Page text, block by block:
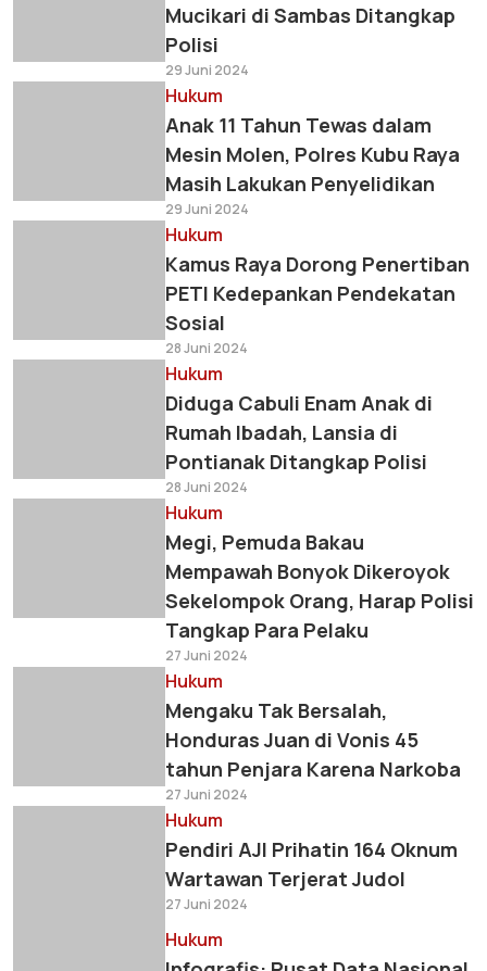
Mucikari di Sambas Ditangkap
Polisi
29 Juni 2024
Hukum
Anak 11 Tahun Tewas dalam
Mesin Molen, Polres Kubu Raya
Masih Lakukan Penyelidikan
29 Juni 2024
Hukum
Kamus Raya Dorong Penertiban
PETI Kedepankan Pendekatan
Sosial
28 Juni 2024
Hukum
Diduga Cabuli Enam Anak di
Rumah Ibadah, Lansia di
Pontianak Ditangkap Polisi
28 Juni 2024
Hukum
Megi, Pemuda Bakau
Mempawah Bonyok Dikeroyok
Sekelompok Orang, Harap Polisi
Tangkap Para Pelaku
27 Juni 2024
Hukum
Mengaku Tak Bersalah,
Honduras Juan di Vonis 45
tahun Penjara Karena Narkoba
27 Juni 2024
Hukum
Pendiri AJI Prihatin 164 Oknum
Wartawan Terjerat Judol
27 Juni 2024
Hukum